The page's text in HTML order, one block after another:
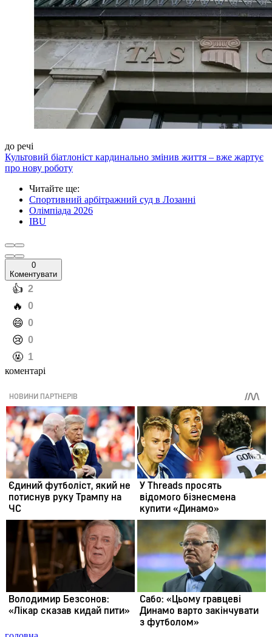
до речі
Культовий біатлоніст кардинально змінив життя – вже жартує
про нову роботу
Читайте ще:
Спортивний арбітражний суд в Лозанні
Олімпіада 2026
IBU
0
Коментувати
️👍 2
️🔥 0
️😄 0
️😢 0
️🤬 1
коментарі